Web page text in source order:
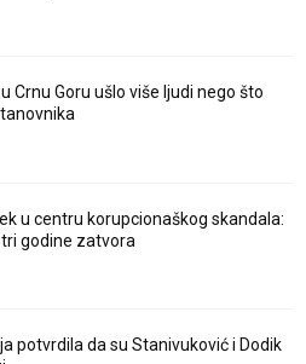
Crnu Goru ušlo više ljudi nego što
u centru korupcionaškog skandala:
godine zatvora
potvrdila da su Stanivuković i Dodik